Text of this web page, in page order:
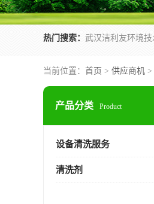
热门搜索：
当前位置： 首页 > 供应商机 >
产品分类 Product
设备清洗服务
清洗剂